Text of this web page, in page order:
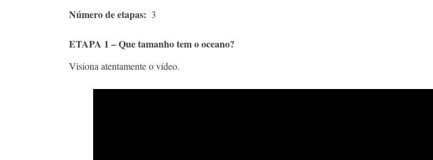
Número de etapas 3
ETAPA 1 – Que tamanho tem o oceano?
Visiona atentamente o vídeo.